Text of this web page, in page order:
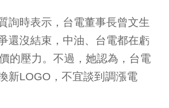
詢時表示，台電董事長曾文生
還沒結束，中油、台電都在虧
的壓力。不過，她認為，台電
新LOGO，不宜談到調漲電